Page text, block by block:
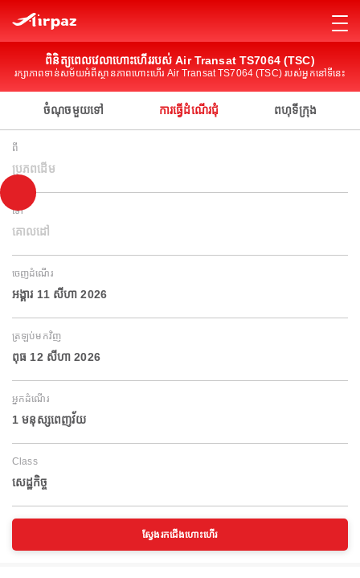
ពិនិត្យពេលវេលាហោះហើររបស់ Air Transat TS7064 (TSC)
រក្សាភាពទាន់សម័យអំពីស្ថានភាពហោះហើរ Air Transat TS7064 (TSC) របស់អ្នកនៅទីនេះ
ចំណុចមួយទៅ ការធ្វើដំណើរជុំ ពហុទីក្រុង
ពី
ប្រភពដើម
ទៅ
គោលដៅ
ចេញដំណើរ
អង្គារ 11 សីហា 2026
ត្រឡប់មកវិញ
ពុធ 12 សីហា 2026
អ្នកដំណើរ
1 មនុស្សពេញវ័យ
Class
សេដ្ឋកិច្ច
ស្វែងរកជើងហោះហើរ